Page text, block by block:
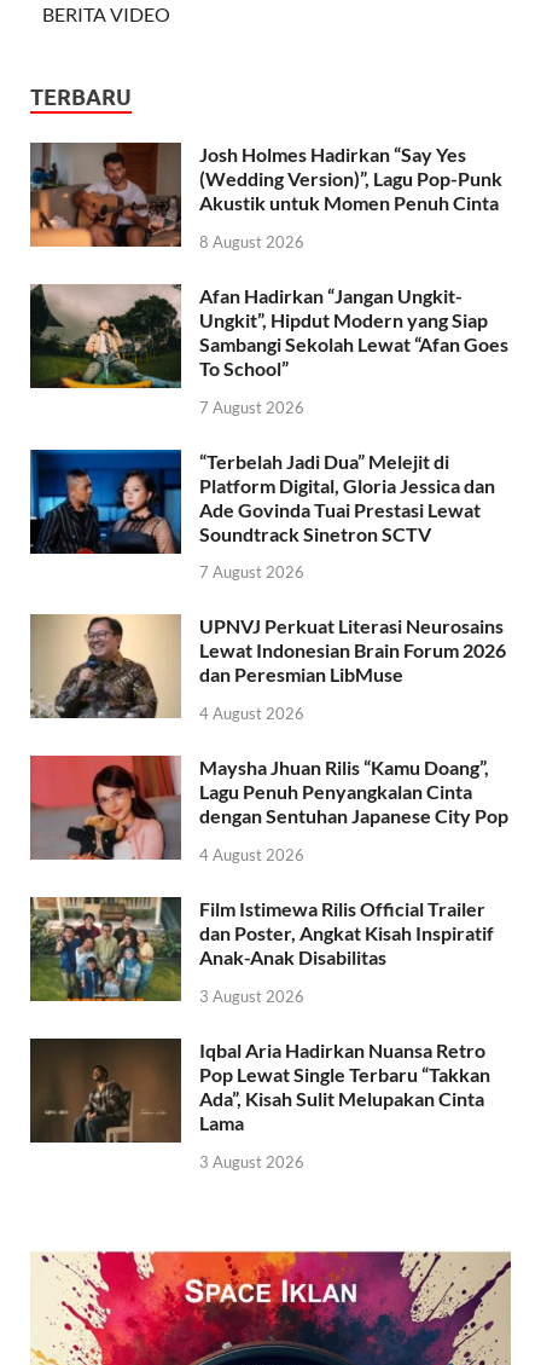
BERITA VIDEO
TERBARU
Josh Holmes Hadirkan “Say Yes
(Wedding Version)”, Lagu Pop-Punk
Akustik untuk Momen Penuh Cinta
8 August 2026
Afan Hadirkan “Jangan Ungkit-
Ungkit”, Hipdut Modern yang Siap
Sambangi Sekolah Lewat “Afan Goes
To School”
7 August 2026
“Terbelah Jadi Dua” Melejit di
Platform Digital, Gloria Jessica dan
Ade Govinda Tuai Prestasi Lewat
Soundtrack Sinetron SCTV
7 August 2026
UPNVJ Perkuat Literasi Neurosains
Lewat Indonesian Brain Forum 2026
dan Peresmian LibMuse
4 August 2026
Maysha Jhuan Rilis “Kamu Doang”,
Lagu Penuh Penyangkalan Cinta
dengan Sentuhan Japanese City Pop
4 August 2026
Film Istimewa Rilis Official Trailer
dan Poster, Angkat Kisah Inspiratif
Anak-Anak Disabilitas
3 August 2026
Iqbal Aria Hadirkan Nuansa Retro
Pop Lewat Single Terbaru “Takkan
Ada”, Kisah Sulit Melupakan Cinta
Lama
3 August 2026